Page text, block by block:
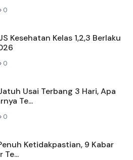
0
Kesehatan Kelas 1,2,3 Berlaku
0
Usai Terbang 3 Hari, Apa
Te...
0
Ketidakpastian, 9 Kabar
Te...